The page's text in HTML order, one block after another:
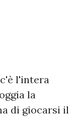
l'intera
la
di giocarsi il